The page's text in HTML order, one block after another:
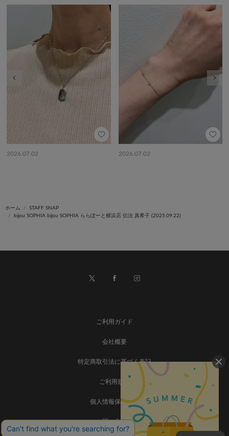
2026.07.02 2026.07.02
前の画像 次の
ホーム
STAFF SNAP
bijou SOPHIA bijou SOPHIA ららぽーと横浜店 伝法 真希子 (2025.09.22)
ご利用ガイド
会社概要
特定商取引法に基づく表記
ご利用規約
個人情報保護方針
お問い合わせ